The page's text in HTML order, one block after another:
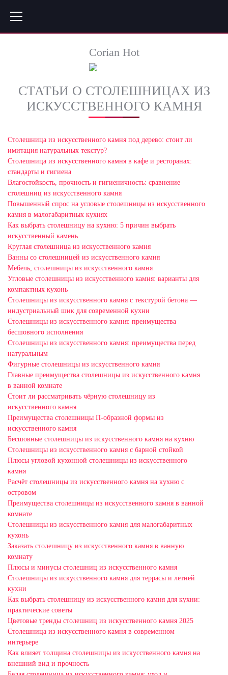
Corian Hot
СТАТЬИ О СТОЛЕШНИЦАХ ИЗ
ИСКУССТВЕННОГО КАМНЯ
Столешница из искусственного камня под дерево: стоит ли
имитация натуральных текстур?
Столешница из искусственного камня в кафе и ресторанах:
стандарты и гигиена
Влагостойкость, прочность и гигиеничность: сравнение
столешниц из искусственного камня
Повышенный спрос на угловые столешницы из искусственного
камня в малогабаритных кухнях
Как выбрать столешницу на кухню: 5 причин выбрать
искусственный камень
Круглая столешница из искусственного камня
Ванны со столешницей из искусственного камня
Мебель, столешницы из искусственного камня
Угловые столешницы из искусственного камня: варианты для
компактных кухонь
Столешницы из искусственного камня с текстурой бетона —
индустриальный шик для современной кухни
Столешницы из искусственного камня: преимущества
бесшовного исполнения
Столешницы из искусственного камня: преимущества перед
натуральным
Фигурные столешницы из искусственного камня
Главные преимущества столешницы из искусственного камня
в ванной комнате
Стоит ли рассматривать чёрную столешницу из
искусственного камня
Преимущества столешницы П-образной формы из
искусственного камня
Бесшовные столешницы из искусственного камня на кухню
Столешницы из искусственного камня с барной стойкой
Плюсы угловой кухонной столешницы из искусственного
камня
Расчёт столешницы из искусственного камня на кухню с
островом
Преимущества столешницы из искусственного камня в ванной
комнате
Столешницы из искусственного камня для малогабаритных
кухонь
Заказать столешницу из искусственного камня в ванную
комнату
Плюсы и минусы столешниц из искусственного камня
Столешницы из искусственного камня для террасы и летней
кухни
Как выбрать столешницу из искусственного камня для кухни:
практические советы
Цветовые тренды столешниц из искусственного камня 2025
Столешница из искусственного камня в современном
интерьере
Как влияет толщина столешницы из искусственного камня на
внешний вид и прочность